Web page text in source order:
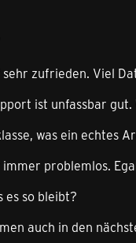
zufrieden. Viel
ist unfassbar
was ein echtes
immer problemlos.
es so bleibt?
auch in den